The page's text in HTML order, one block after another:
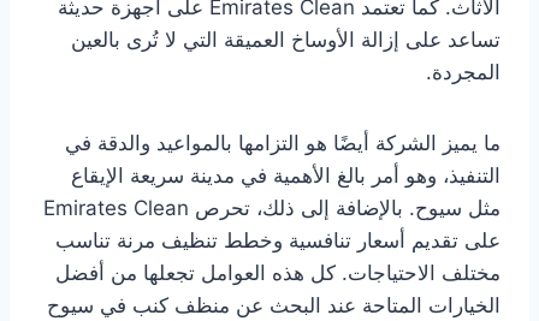
الأثاث. كما تعتمد Emirates Clean على أجهزة حديثة
تساعد على إزالة الأوساخ العميقة التي لا تُرى بالعين
المجردة.
ما يميز الشركة أيضًا هو التزامها بالمواعيد والدقة في
التنفيذ، وهو أمر بالغ الأهمية في مدينة سريعة الإيقاع
مثل سيوح. بالإضافة إلى ذلك، تحرص Emirates Clean
على تقديم أسعار تنافسية وخطط تنظيف مرنة تناسب
مختلف الاحتياجات. كل هذه العوامل تجعلها من أفضل
الخيارات المتاحة عند البحث عن منظف كنب في سيوح